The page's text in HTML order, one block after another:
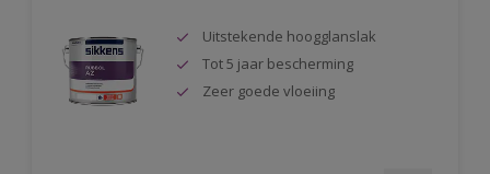
Uitstekende hoogglanslak
Tot 5 jaar bescherming
Zeer goede vloeiing